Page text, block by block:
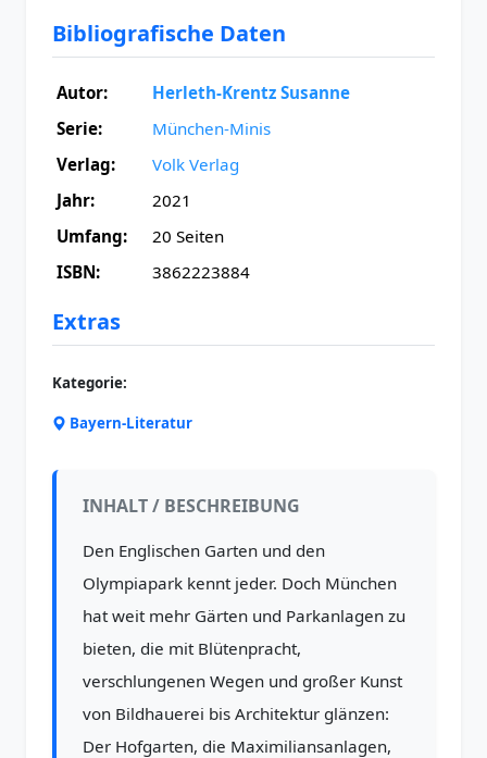
Bibliografische Daten
Autor:
Herleth-Krentz Susanne
Serie:
München-Minis
Verlag:
Volk Verlag
Jahr:
2021
Umfang:
20 Seiten
ISBN:
3862223884
Extras
Kategorie:
Bayern-Literatur
INHALT / BESCHREIBUNG
Den Englischen Garten und den
Olympiapark kennt jeder. Doch München
hat weit mehr Gärten und Parkanlagen zu
bieten, die mit Blütenpracht,
verschlungenen Wegen und großer Kunst
von Bildhauerei bis Architektur glänzen:
Der Hofgarten, die Maximiliansanlagen,